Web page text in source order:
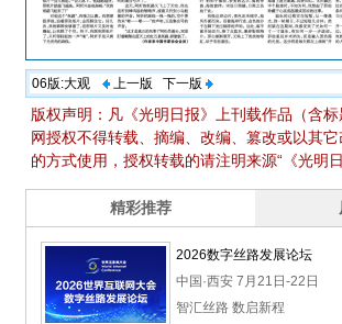
06版:大观 上一版 下一版
版权声明：凡《光明日报》上刊载作品（含
网授权不得转载、摘编、改编、篡改或以其
的方式使用，授权转载的请注明来源“《光明日